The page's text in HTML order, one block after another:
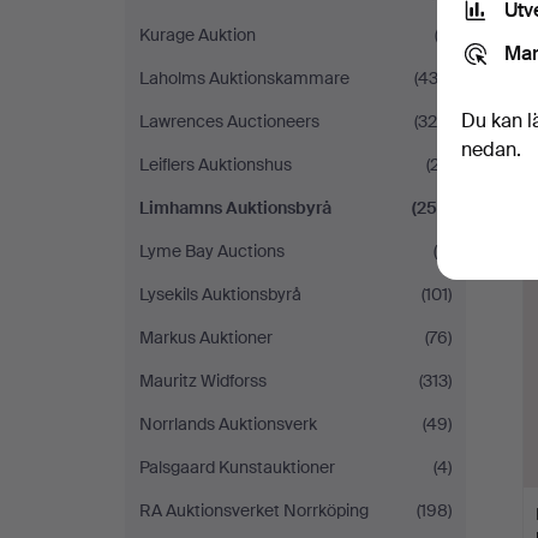
Kurage Auktion
(2)
Laholms Auktionskammare
(433)
Lawrences Auctioneers
(320)
Leiflers Auktionshus
(27)
Limhamns Auktionsbyrå
(252)
Lyme Bay Auctions
(4)
Lysekils Auktionsbyrå
(101)
Markus Auktioner
(76)
Mauritz Widforss
(313)
Norrlands Auktionsverk
(49)
Palsgaard Kunstauktioner
(4)
RA Auktionsverket Norrköping
(198)
Du kan
nedan.